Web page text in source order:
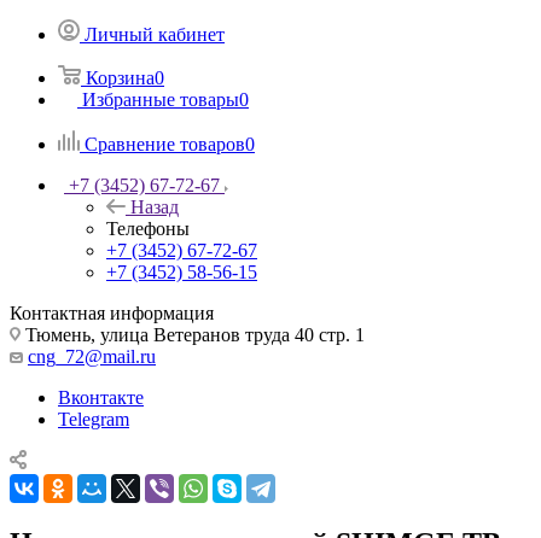
Личный кабинет
Корзина0
Избранные товары0
Сравнение товаров0
+7 (3452) 67-72-67
Назад
Телефоны
+7 (3452) 67-72-67
+7 (3452) 58-56-15
Контактная информация
Тюмень, улица Ветеранов труда 40 стр. 1
cng_72@mail.ru
Вконтакте
Telegram